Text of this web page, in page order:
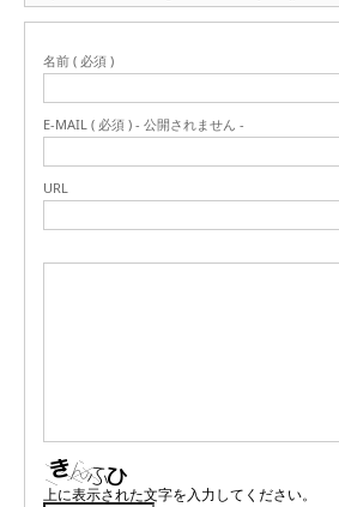
名前 ( 必須 )
E-MAIL ( 必須 ) - 公開されません -
URL
上に表示された文字を入力してください。